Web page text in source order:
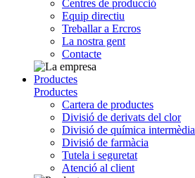
Centres de producció
Equip directiu
Treballar a Ercros
La nostra gent
Contacte
Productes
Productes
Cartera de productes
Divisió de derivats del clor
Divisió de química intermèdia
Divisió de farmàcia
Tutela i seguretat
Atenció al client